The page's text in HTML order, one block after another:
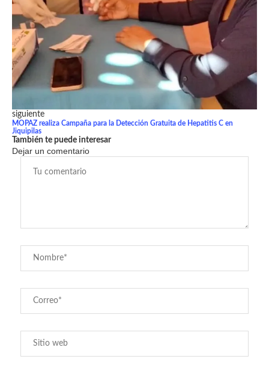
siguiente
MOPAZ realiza Campaña para la Detección Gratuita de Hepatitis C en
Jiquipilas
También te puede interesar
Dejar un comentario